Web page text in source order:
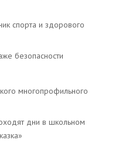
спорта и здорового
безопасности
многопрофильного
дни в школьном